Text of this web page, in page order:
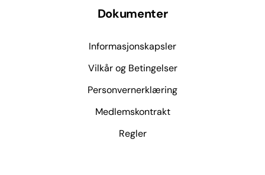
Dokumenter
Informasjonskapsler
Vilkår og Betingelser
Personvernerklæring
Medlemskontrakt
Regler